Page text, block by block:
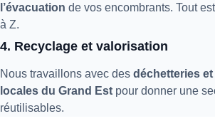
l’évacuation de vos encombrants. Tout
à Z.
4. Recyclage et valorisation
Nous travaillons avec des déchetteries
locales du Grand Est pour donner une
réutilisables.